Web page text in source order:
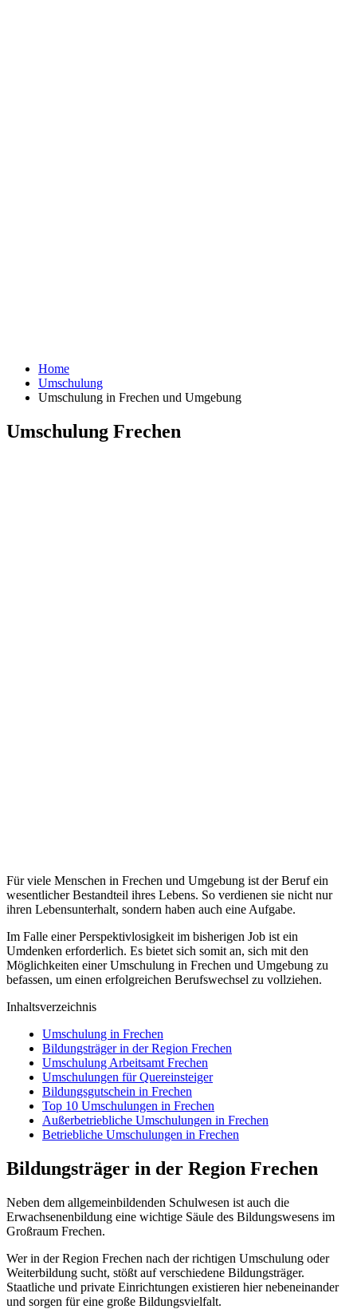
Home
Umschulung
Umschulung in Frechen und Umgebung
Umschulung Frechen
Für viele Menschen in Frechen und Umgebung ist der Beruf ein
wesentlicher Bestandteil ihres Lebens. So verdienen sie nicht nur
ihren Lebensunterhalt, sondern haben auch eine Aufgabe.
Im Falle einer Perspektivlosigkeit im bisherigen Job ist ein
Umdenken erforderlich. Es bietet sich somit an, sich mit den
Möglichkeiten einer Umschulung in Frechen und Umgebung zu
befassen, um einen erfolgreichen Berufswechsel zu vollziehen.
Inhaltsverzeichnis
Umschulung in Frechen
Bildungsträger in der Region Frechen
Umschulung Arbeitsamt Frechen
Umschulungen für Quereinsteiger
Bildungsgutschein in Frechen
Top 10 Umschulungen in Frechen
Außerbetriebliche Umschulungen in Frechen
Betriebliche Umschulungen in Frechen
Bildungsträger in der Region Frechen
Neben dem allgemeinbildenden Schulwesen ist auch die
Erwachsenenbildung eine wichtige Säule des Bildungswesens im
Großraum Frechen.
Wer in der Region Frechen nach der richtigen Umschulung oder
Weiterbildung sucht, stößt auf verschiedene Bildungsträger.
Staatliche und private Einrichtungen existieren hier nebeneinander
und sorgen für eine große Bildungsvielfalt.